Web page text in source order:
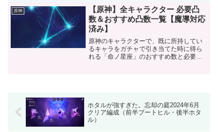
かったのでこんな変な編成になりました
が案外オ...
原神
【原神】全キャラクター 必要凸
数＆おすすめ凸数一覧【魔導対応
済み】
原神のキャラクターで、既に所持してい
るキャラをガチャで引き当てた時に得ら
れる「命ノ星座」のおすすめ数と必要数
ホタルが強すぎた。忘却の庭2024年6月
クリア編成（前半ブートヒル・後半ホタ
ル）